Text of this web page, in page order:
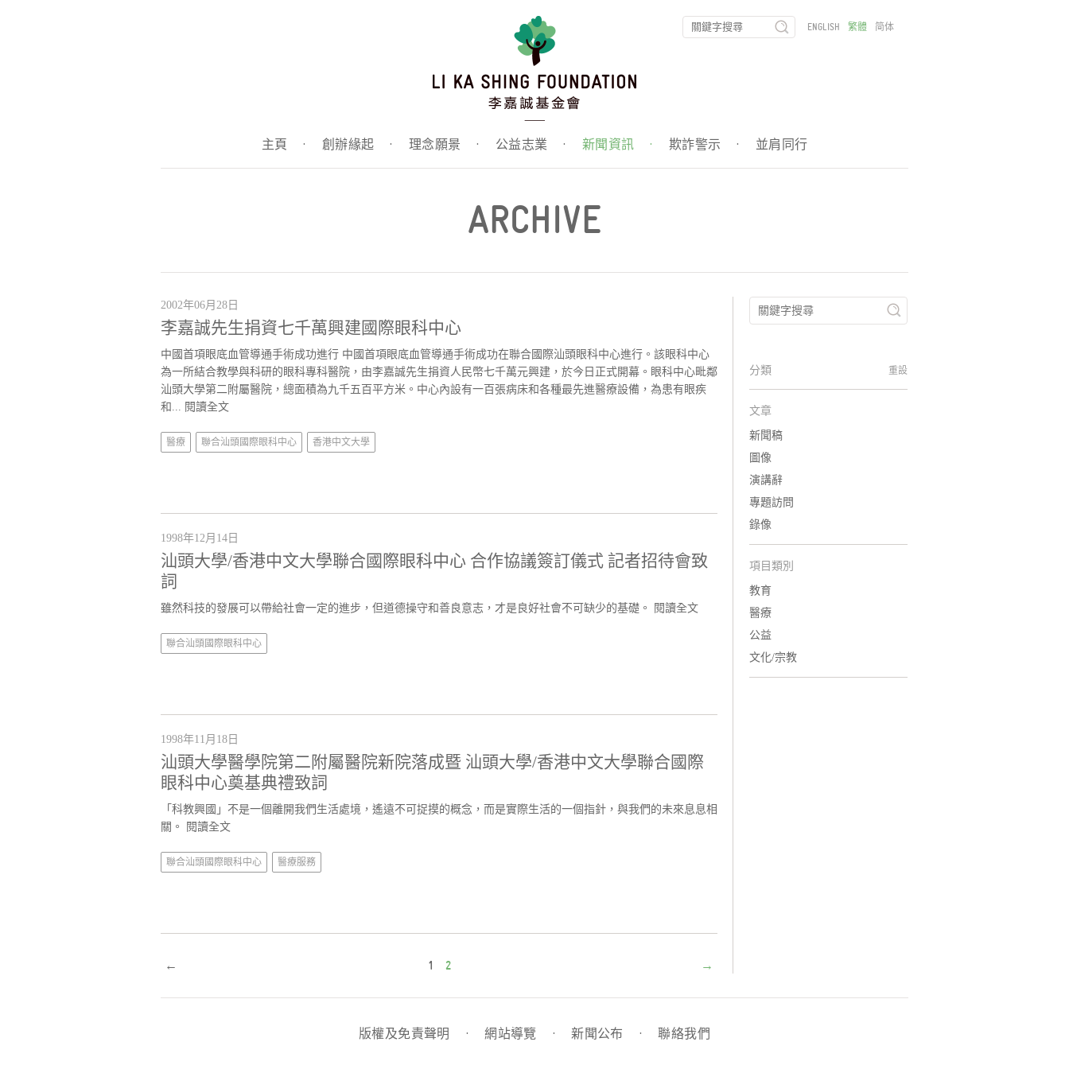
主頁 · 創辦緣起 · 理念願景 · 公益志業 · 新聞資訊 · 欺詐警示 · 並肩同行
ENGLISH 繁體 简体
ARCHIVE
2002年06月28日
李嘉誠先生捐資七千萬興建國際眼科中心
中國首項眼底血管導通手術成功進行 中國首項眼底血管導通手術成功在聯合國際汕頭眼科中心進行。該眼科中心
為一所結合教學與科研的眼科專科醫院，由李嘉誠先生捐資人民幣七千萬元興建，於今日正式開幕。眼科中心毗鄰
汕頭大學第二附屬醫院，總面積為九千五百平方米。中心內設有一百張病床和各種最先進醫療設備，為患有眼疾
和... 閱讀全文
醫療 聯合汕頭國際眼科中心 香港中文大學
1998年12月14日
汕頭大學/香港中文大學聯合國際眼科中心 合作協議簽訂儀式 記者招待會致
詞
雖然科技的發展可以帶給社會一定的進步，但道德操守和善良意志，才是良好社會不可缺少的基礎。 閱讀全文
聯合汕頭國際眼科中心
1998年11月18日
汕頭大學醫學院第二附屬醫院新院落成暨 汕頭大學/香港中文大學聯合國際
眼科中心奠基典禮致詞
「科教興國」不是一個離開我們生活處境，遙遠不可捉摸的概念，而是實際生活的一個指針，與我們的未來息息相
關。
閱讀全文
聯合汕頭國際眼科中心 醫療服務
← 1 2 →
分類 重設
文章
新聞稿
圖像
演講辭
專題訪問
錄像
項目類別
教育
醫療
公益
文化/宗教
版權及免責聲明 · 網站導覽 · 新聞公布 · 聯絡我們